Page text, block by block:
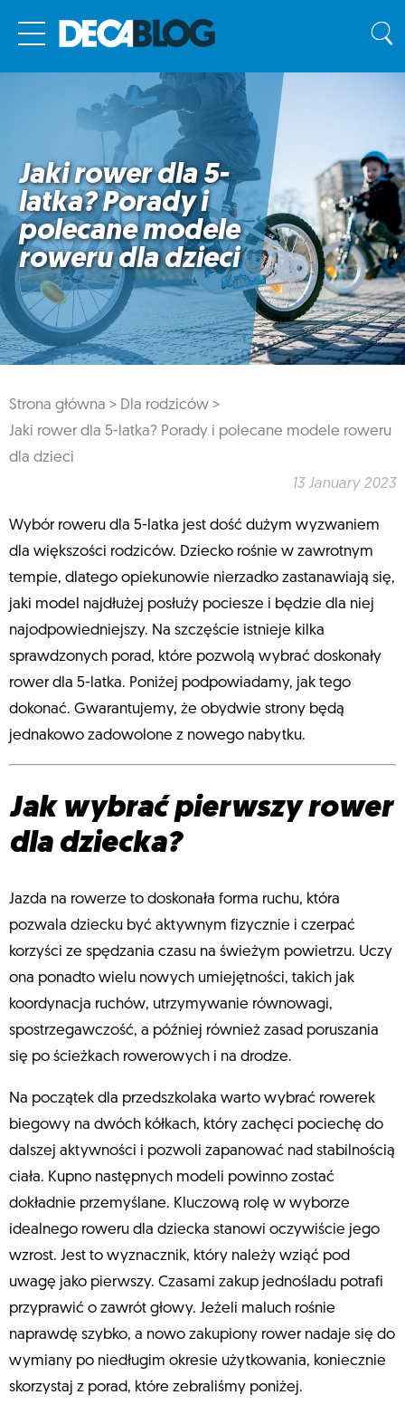
Jaki rower dla 5-
latka? Porady i
polecane modele
roweru dla dzieci
Strona główna > Dla rodziców >
Jaki rower dla 5-latka? Porady i polecane modele roweru
dla dzieci
13 January 2023
Wybór roweru dla 5-latka jest dość dużym wyzwaniem
dla większości rodziców. Dziecko rośnie w zawrotnym
tempie, dlatego opiekunowie nierzadko zastanawiają się,
jaki model najdłużej posłuży pociesze i będzie dla niej
najodpowiedniejszy. Na szczęście istnieje kilka
sprawdzonych porad, które pozwolą wybrać doskonały
rower dla 5-latka. Poniżej podpowiadamy, jak tego
dokonać. Gwarantujemy, że obydwie strony będą
jednakowo zadowolone z nowego nabytku.
Jak wybrać pierwszy rower
dla dziecka?
Jazda na rowerze to doskonała forma ruchu, która
pozwala dziecku być aktywnym fizycznie i czerpać
korzyści ze spędzania czasu na świeżym powietrzu. Uczy
ona ponadto wielu nowych umiejętności, takich jak
koordynacja ruchów, utrzymywanie równowagi,
spostrzegawczość, a później również zasad poruszania
się po ścieżkach rowerowych i na drodze.
Na początek dla przedszkolaka warto wybrać rowerek
biegowy na dwóch kółkach, który zachęci pociechę do
dalszej aktywności i pozwoli zapanować nad stabilnością
ciała. Kupno następnych modeli powinno zostać
dokładnie przemyślane. Kluczową rolę w wyborze
idealnego roweru dla dziecka stanowi oczywiście jego
wzrost. Jest to wyznacznik, który należy wziąć pod
uwagę jako pierwszy. Czasami zakup jednośladu potrafi
przyprawić o zawrót głowy. Jeżeli maluch rośnie
naprawdę szybko, a nowo zakupiony rower nadaje się do
wymiany po niedługim okresie użytkowania, koniecznie
skorzystaj z porad, które zebraliśmy poniżej.